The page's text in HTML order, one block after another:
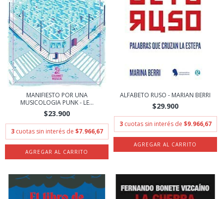
MANIFIESTO POR UNA
MUSICOLOGIA PUNK - LE...
$23.900
3 cuotas sin interés de $7.966,67
ALFABETO RUSO - MARIAN BERRI
$29.900
3 cuotas sin interés de $9.966,67